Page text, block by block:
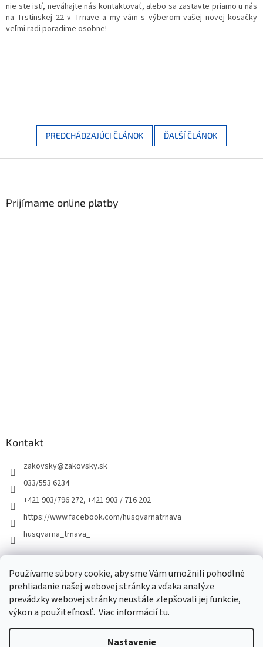
Používame súbory cookie, aby sme Vám umožnili pohodlné
prehliadanie našej webovej stránky a vďaka analýze
prevádzky webovej stránky neustále zlepšovali jej funkcie,
výkon a použiteľnosť. Viac informáciítu.
Nastavenie
nie ste istí, neváhajte nás kontaktovať, alebo sa zastavte priamo u nás
na Trstínskej 22 v Trnave a my vám s výberom vašej novej kosačky
veľmi radi poradíme osobne!
PREDCHÁDZAJÚCI ČLÁNOK ĎALŠÍ ČLÁNOK
Prijímame online platby
Kontakt
zakovsky@zakovsky.sk
033/553 6234
+421 903/796 272, +421 903 / 716 202
https://www.facebook.com/husqvarnatrnava
husqvarna_trnava_
Facebook